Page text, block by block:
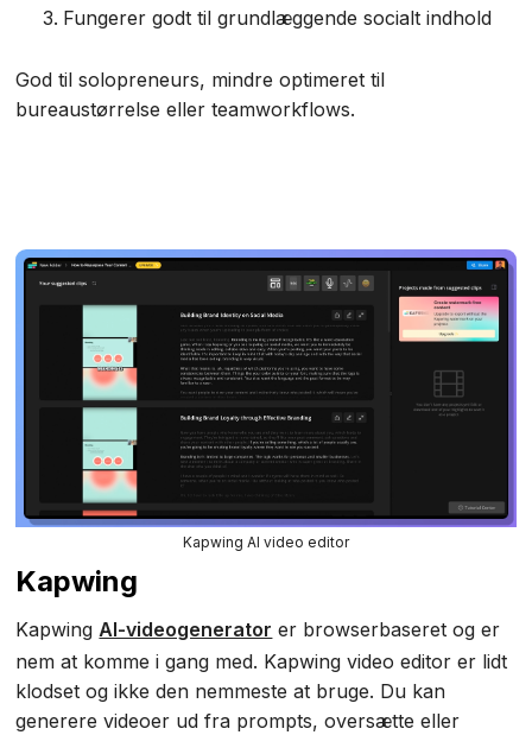
Fungerer godt til grundlæggende socialt indhold
God til solopreneurs, mindre optimeret til
bureaustørrelse eller teamworkflows.
Kapwing AI video editor
Kapwing
KapwingAI-videogenerator er browserbaseret og er
nem at komme i gang med. Kapwing video editor er lidt
klodset og ikke den nemmeste at bruge. Du kan
generere videoer ud fra prompts, oversætte eller